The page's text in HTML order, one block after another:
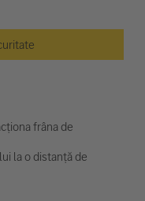
frâna de
la o distanță de